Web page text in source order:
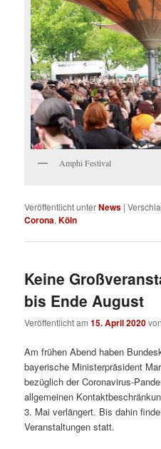
Amphi Festival
Veröffentlicht unterNews |
Corona,Köln
Keine
bis Ende August
Veröffentlicht am15. April 2020
Am frühen Abend haben
bayerische Ministerpräsident
bezüglich der Coronavirus-
allgemeinen
3. Mai verlängert. Bis dahin
Veranstaltungen statt.